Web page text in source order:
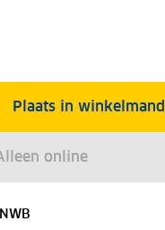
Plaats in winkelmand
online